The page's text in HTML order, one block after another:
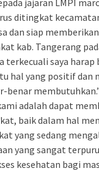
ditingkat
dan siap
kab. Tangerang
terkecuali saya harap
hal yang positif dan
benar
adalah dapat
baik dalam hal
yang sedang
yang sangat
kesehatan bagi